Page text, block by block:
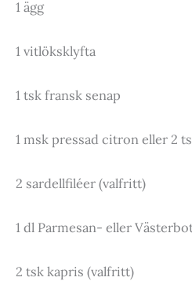
1 ägg
1 vitlöksklyfta
1 tsk fransk senap
1 msk pressad citron eller 2
2 sardellfiléer (valfritt)
1 dl Parmesan- eller
2 tsk kapris (valfritt)